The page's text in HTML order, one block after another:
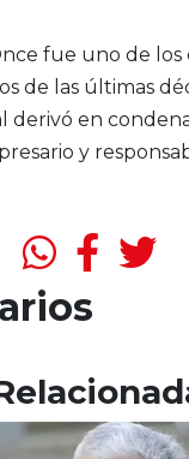
fue uno de los
de las últimas
derivó en
y